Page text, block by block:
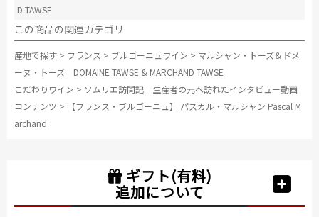
に、マルシャン氏はたっぷりとグラスに注いでくれま
した。
さらに、こちらも希少、年産300本のみのグランクリュ
「クロ・ド・ラ・ロッシュ」。 華やかな香りとシルキ
ーな味わい、ほんのり甘い樽香の素晴らしいポテンシ
ャル。
この地下セラーで最後のワイン「ボンヌマール」。 フ
D TAWSE
この商品の関連カテゴリ
産地で探す > フランス > ブルゴーニュワイン > マルシャン・トーズ＆ドメ
ーヌ・トーズ DOMAINE TAWSE & MARCHAND TAWSE
こだわりワイン > ソムリエ訪問記 生産者の元へ訪れたインタビュー動画
コンテンツ >
【フランス・ブルゴーニュ】 パスカル・マルシャン Pascal M
archand
ギフト(有料)
追加について